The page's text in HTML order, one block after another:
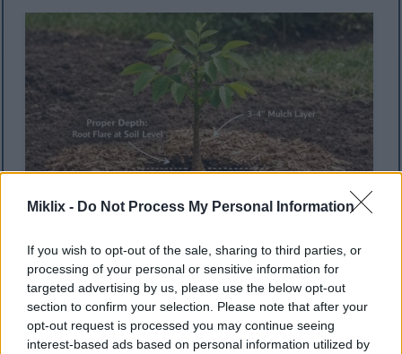
Miklix - Do Not Process My Personal Information
If you wish to opt-out of the sale, sharing to third parties, or
processing of your personal or sensitive information for
targeted advertising by us, please use the below opt-out
section to confirm your selection. Please note that after your
opt-out request is processed you may continue seeing
interest-based ads based on personal information utilized by
Mlada sadnica oraha posađena na odgovarajućoj
dubini s vidljivim korijenskim širenjem i slojem malča
od 7,5 do 10 cm oko baze.
Kliknite ili dodirnite sliku za više informacija i veće
rezolucije.